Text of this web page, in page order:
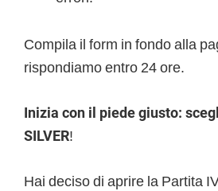
Compila il form in fondo alla
rispondiamo entro 24 ore.
Inizia con il piede giusto:
SILVER!
Hai deciso di aprire la Partita